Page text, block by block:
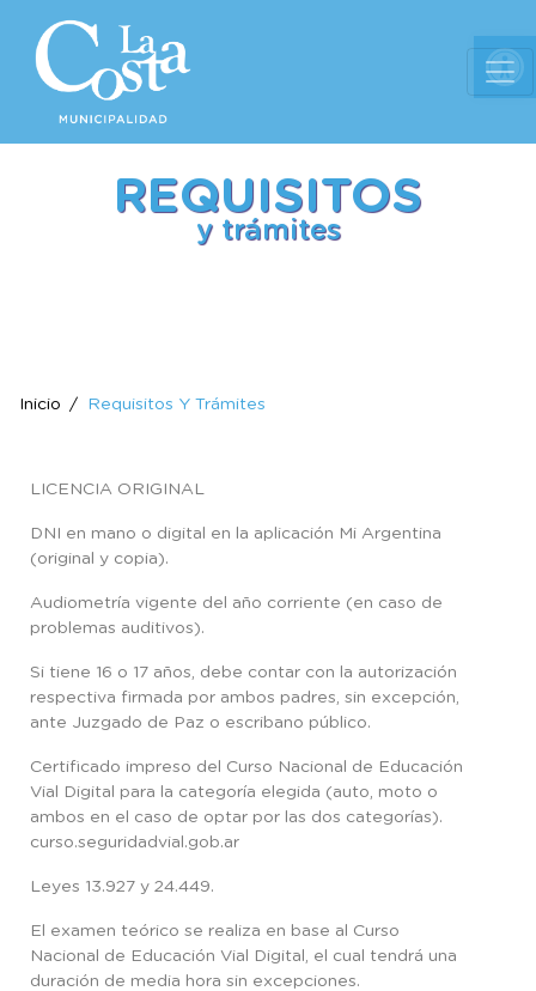
REQUISITOS
y trámites
Inicio Requisitos Y Trámites
LICENCIA ORIGINAL
DNI en mano o digital en la aplicación Mi Argentina
(original y copia).
Audiometría vigente del año corriente (en caso de
problemas auditivos).
Si tiene 16 o 17 años, debe contar con la autorización
respectiva firmada por ambos padres, sin excepción,
ante Juzgado de Paz o escribano público.
Certificado impreso del Curso Nacional de Educación
Vial Digital para la categoría elegida (auto, moto o
ambos en el caso de optar por las dos categorías).
curso.seguridadvial.gob.ar
Leyes 13.927 y 24.449.
El examen teórico se realiza en base al Curso
Nacional de Educación Vial Digital, el cual tendrá una
duración de media hora sin excepciones.